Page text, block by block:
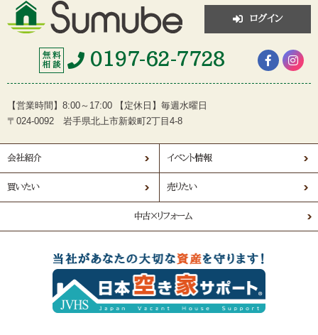
ログイン
無 料
相 談
0197-62-7728
【営業時間】8:00～17:00 【定休日】毎週水曜日
〒024-0092 岩手県北上市新穀町2丁目4-8
会社紹介 イベント情報
買いたい 売りたい
中古×リフォーム